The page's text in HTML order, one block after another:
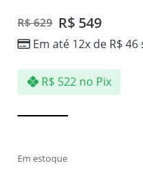
R$629 R$ 549
Em até 12x de R$ 46
R$ 522 no Pix
Em estoque